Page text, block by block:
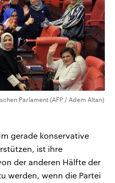
Parlament (AFP / Adem Altan)
gerade konservative
ist ihre
der anderen Hälfte der
werden, wenn die Partei